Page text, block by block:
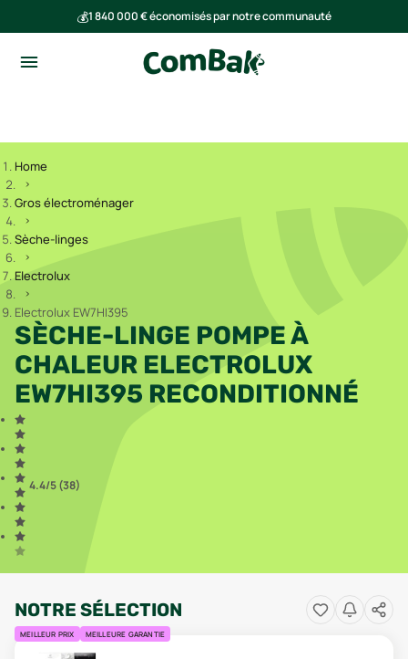
💰1 840 000 € économisés par notre communauté
Home
Gros électroménager
Sèche-linges
Electrolux
Electrolux EW7HI395
SÈCHE-LINGE POMPE À
CHALEUR ELECTROLUX
EW7HI395 RECONDITIONNÉ
4.4/5 (38)
NOTRE SÉLECTION
MEILLEUR PRIX MEILLEURE GARANTIE